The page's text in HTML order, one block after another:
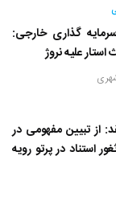
گذاری خارجی:
علیه نروژ
از تبیین مفهومی در
استناد در پرتو رویه